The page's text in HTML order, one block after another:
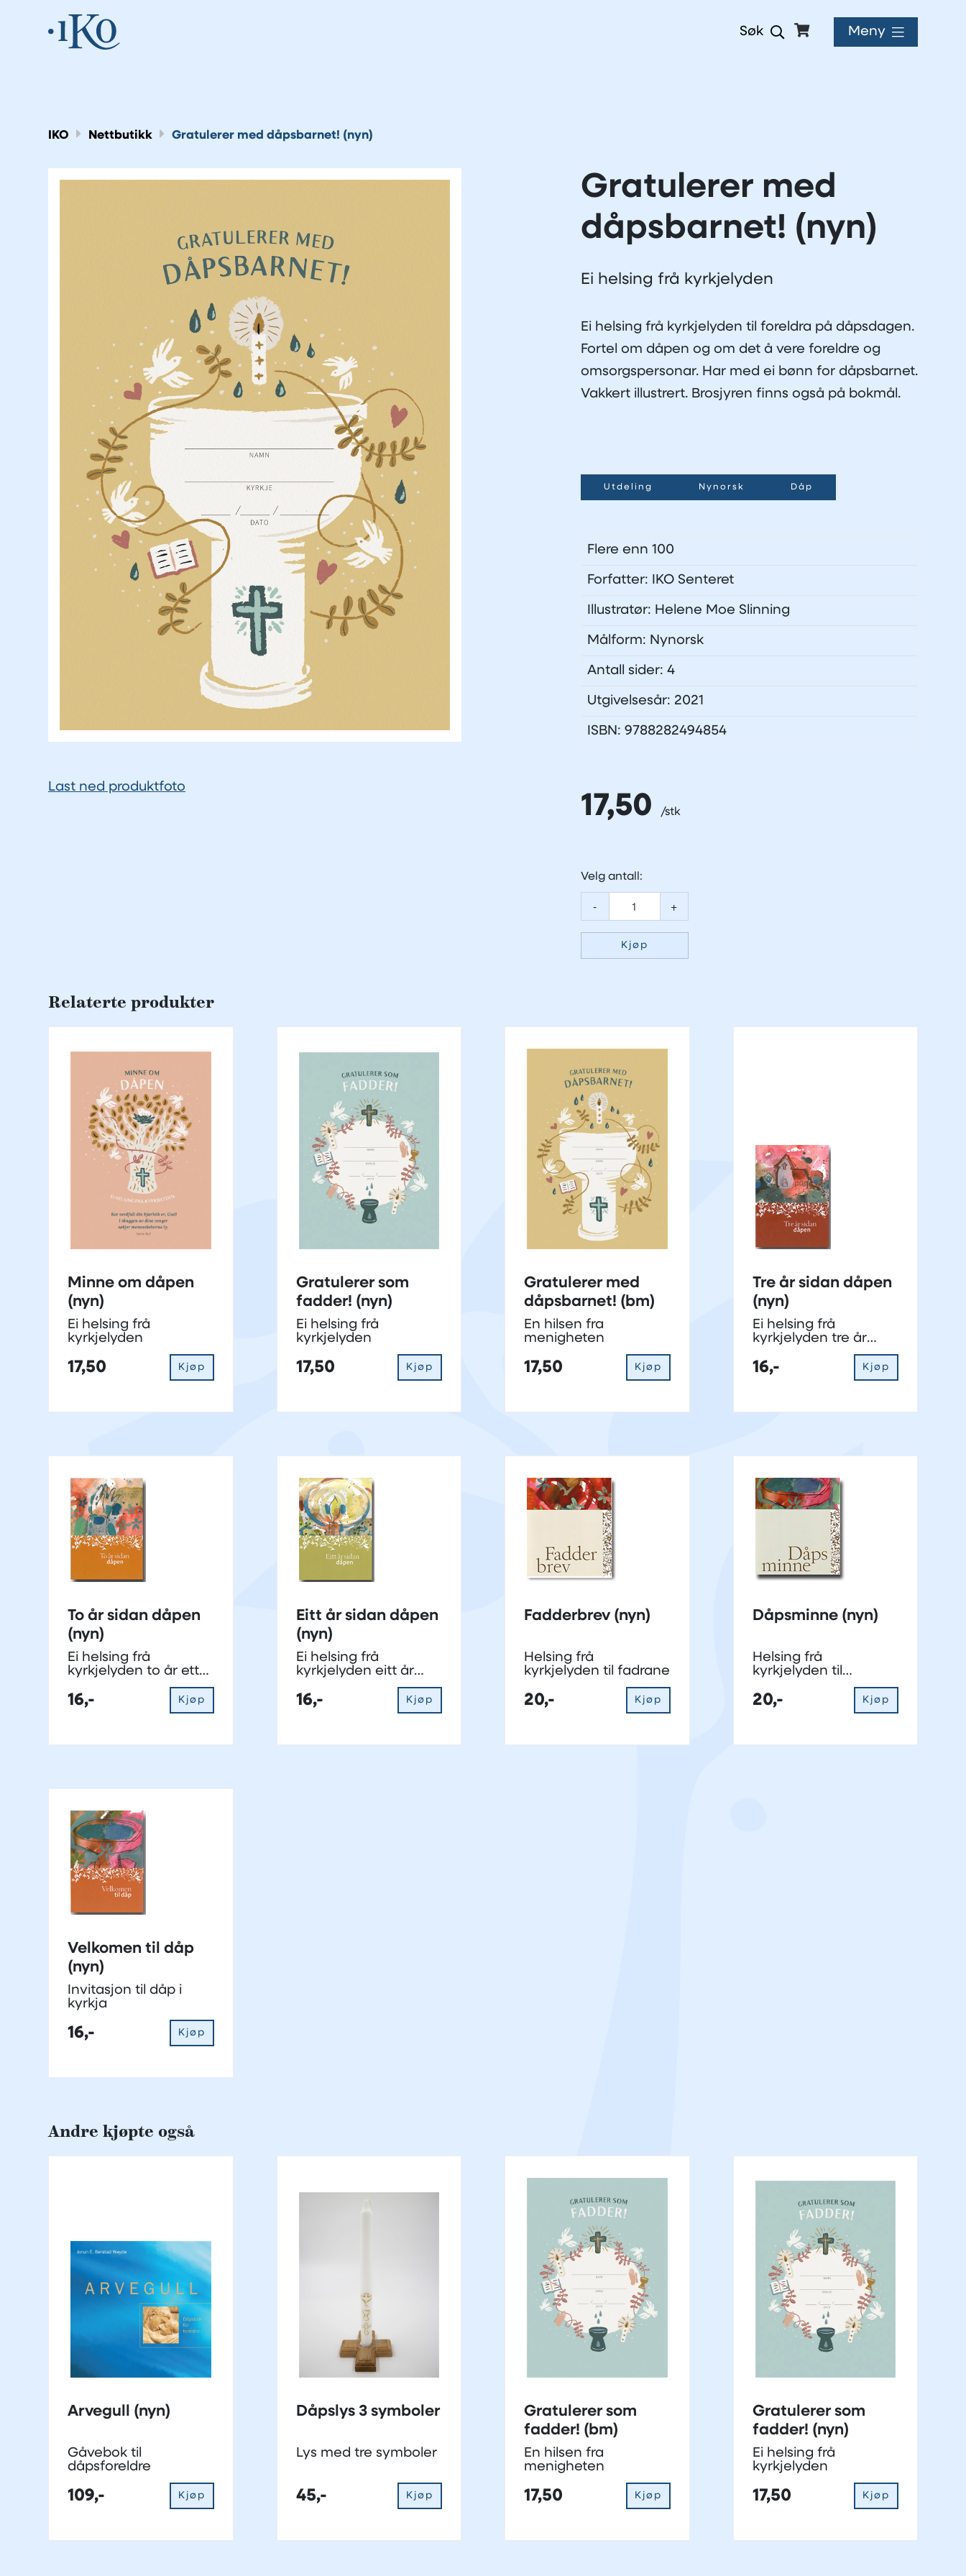
Søk Meny
IKO Nettbutikk Gratulerer med dåpsbarnet! (nyn)
Last ned produktfoto
Gratulerer med
dåpsbarnet! (nyn)
Ei helsing frå kyrkjelyden
Ei helsing frå kyrkjelyden til foreldra på dåpsdagen.
Fortel om dåpen og om det å vere foreldre og
omsorgspersonar. Har med ei bønn for dåpsbarnet.
Vakkert illustrert. Brosjyren finns også på bokmål.
Utdeling Nynorsk Dåp
Flere enn 100
Forfatter: IKO Senteret
Illustratør: Helene Moe Slinning
Målform: Nynorsk
Antall sider: 4
Utgivelsesår: 2021
ISBN: 9788282494854
17,50
Velg antall:
- +
Kjøp
Relaterte produkter
Minne om dåpen
(nyn)
Ei helsing frå
kyrkjelyden
17,50 Kjøp
Gratulerer som
fadder! (nyn)
Ei helsing frå
kyrkjelyden
17,50 Kjøp
Gratulerer med
dåpsbarnet! (bm)
En hilsen fra
menigheten
17,50 Kjøp
Tre år sidan dåpen
(nyn)
Ei helsing frå
kyrkjelyden tre år
16,- Kjøp
To år sidan dåpen
(nyn)
Ei helsing frå
kyrkjelyden to år etter
16,- Kjøp
Eitt år sidan dåpen
(nyn)
Ei helsing frå
kyrkjelyden eitt år
16,- Kjøp
Fadderbrev (nyn)
Helsing frå
kyrkjelyden til fadrane
20,- Kjøp
Dåpsminne (nyn)
Helsing frå
kyrkjelyden til
20,- Kjøp
Velkomen til dåp
(nyn)
Invitasjon til dåp i
kyrkja
16,- Kjøp
Andre kjøpte også
Arvegull (nyn)
Gåvebok til
dåpsforeldre
109,- Kjøp
Dåpslys 3 symboler
Lys med tre symboler
45,- Kjøp
Gratulerer som
fadder! (bm)
En hilsen fra
menigheten
17,50 Kjøp
Gratulerer som
fadder! (nyn)
Ei helsing frå
kyrkjelyden
17,50 Kjøp